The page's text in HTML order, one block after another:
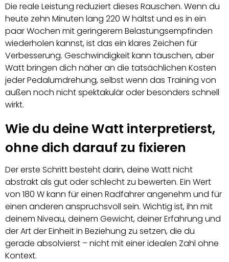
Die reale Leistung reduziert dieses Rauschen. Wenn du
heute zehn Minuten lang 220 W hältst und es in ein
paar Wochen mit geringerem Belastungsempfinden
wiederholen kannst, ist das ein klares Zeichen für
Verbesserung. Geschwindigkeit kann täuschen, aber
Watt bringen dich näher an die tatsächlichen Kosten
jeder Pedalumdrehung, selbst wenn das Training von
außen noch nicht spektakulär oder besonders schnell
wirkt.
Wie du deine Watt interpretierst,
ohne dich darauf zu fixieren
Der erste Schritt besteht darin, deine Watt nicht
abstrakt als gut oder schlecht zu bewerten. Ein Wert
von 180 W kann für einen Radfahrer angenehm und für
einen anderen anspruchsvoll sein. Wichtig ist, ihn mit
deinem Niveau, deinem Gewicht, deiner Erfahrung und
der Art der Einheit in Beziehung zu setzen, die du
gerade absolvierst – nicht mit einer idealen Zahl ohne
Kontext.